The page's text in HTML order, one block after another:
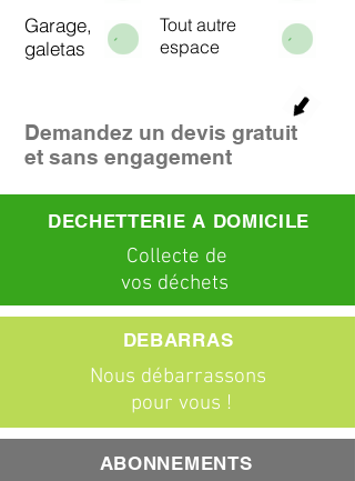
Garage,
galetas
Tout autre
espace
Demandez un devis gratuit
et sans engagement
DECHETTERIE A DOMICILE
Collecte de
vos déchets
Nous débarrassons
pour vous !
DEBARRAS
ABONNEMENTS